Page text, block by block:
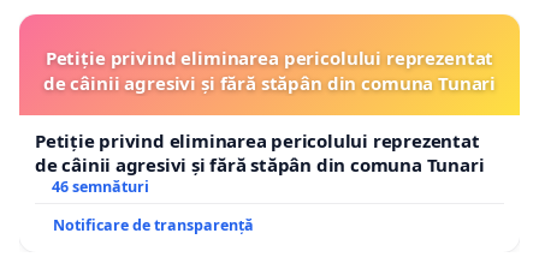
Petiție privind eliminarea pericolului reprezentat
de câinii agresivi și fără stăpân din comuna Tunari
Petiție privind eliminarea pericolului reprezentat
de câinii agresivi și fără stăpân din comuna Tunari
46 semnături
Notificare de transparență